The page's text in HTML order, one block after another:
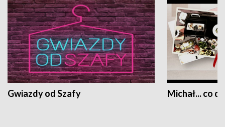
Gwiazdy od Szafy Michał... co